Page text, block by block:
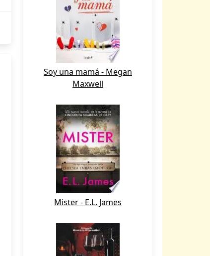
Soy una mamá - Megan
Maxwell
Mister - E.L. James